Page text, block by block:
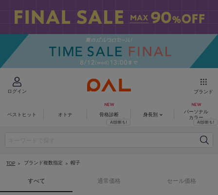
ログイン ブランド
ベストヒット オトナ 骨格診断 身長別
パーソナル
カラー
TOP ブランド複数指定 帽子
すべて 通常価格 セール価格